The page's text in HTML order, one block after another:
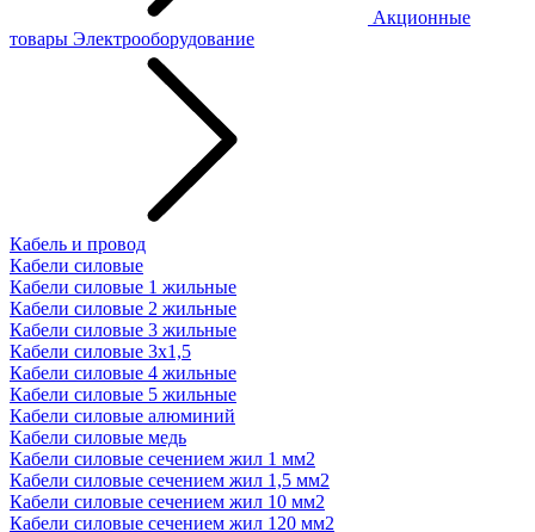
Акционные
товары Электрооборудование
Кабель и провод
Кабели силовые
Кабели силовые 1 жильные
Кабели силовые 2 жильные
Кабели силовые 3 жильные
Кабели силовые 3х1,5
Кабели силовые 4 жильные
Кабели силовые 5 жильные
Кабели силовые алюминий
Кабели силовые медь
Кабели силовые сечением жил 1 мм2
Кабели силовые сечением жил 1,5 мм2
Кабели силовые сечением жил 10 мм2
Кабели силовые сечением жил 120 мм2